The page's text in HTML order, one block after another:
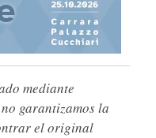
mediante
garantizamos la
el original